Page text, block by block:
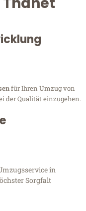
für Ihren Umzug von
der Qualität einzugehen.
in
Sorgfalt